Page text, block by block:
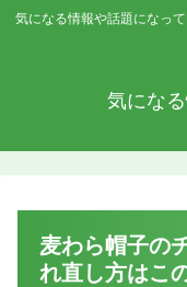
気になる情報や話題になっ
気にな
麦わら帽子の
れ直し方はこ